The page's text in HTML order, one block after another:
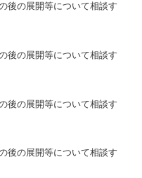
後の展開等について相談す
後の展開等について相談す
後の展開等について相談す
後の展開等について相談す